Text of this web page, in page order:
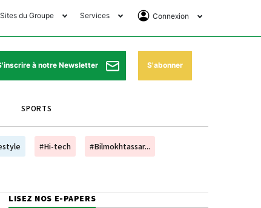
Sites du Groupe
Sports
Store
Annonces
Today Forum
Services
Horaires de prières
Pharmacies de garde
Programme TV
Cinéma
Connexion
Se Connecter
Abonnement
à notre Newsletter S'abonner
SPORTS
#Hi-tech #Bilmokhtassar...
LISEZ NOS E-PAPERS